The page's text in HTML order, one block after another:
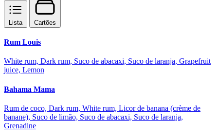
Lista Cartões
Rum Louis
White rum, Dark rum, Suco de abacaxi, Suco de laranja, Grapefruit
juice, Lemon
Bahama Mama
Rum de coco, Dark rum, White rum, Licor de banana (crème de
banane), Suco de limão, Suco de abacaxi, Suco de laranja,
Grenadine